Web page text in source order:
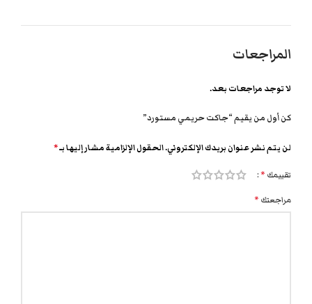
المراجعات
لا توجد مراجعات بعد.
كن أول من يقيم “جاكت حريمي مستورد”
لن يتم نشر عنوان بريدك الإلكتروني.الحقول الإلزامية مشار إليها بـ*
تقييمك *
مراجعتك *